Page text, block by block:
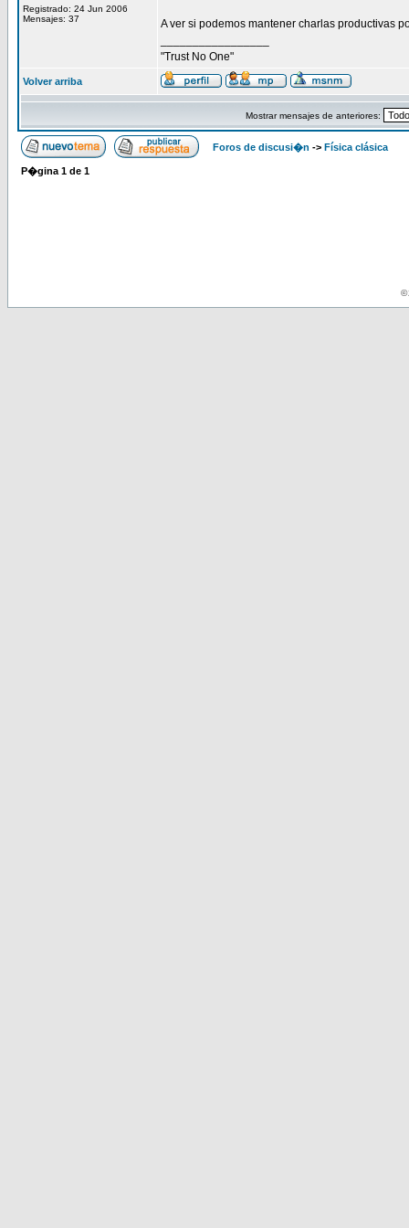
Registrado: 24 Jun 2006
Mensajes: 37
A ver si podemos mantener charlas productivas
"Trust No One"
Volver arriba
Mostrar mensajes de anteriores:
Foros de discusi�n -> Física clásica
P�gina 1 de 1
©